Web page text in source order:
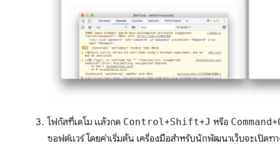
โฟกัสที่เดโม แล้วกด Control+Shift+J หรือ Command+
ซอฟต์แวร์ โดยค่าเริ่มต้น เครื่องมือสำหรับนักพัฒนาเว็บจะเปิดทา